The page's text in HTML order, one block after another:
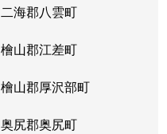
二海郡八雲町
檜山郡江差町
檜山郡厚沢部町
奥尻郡奥尻町